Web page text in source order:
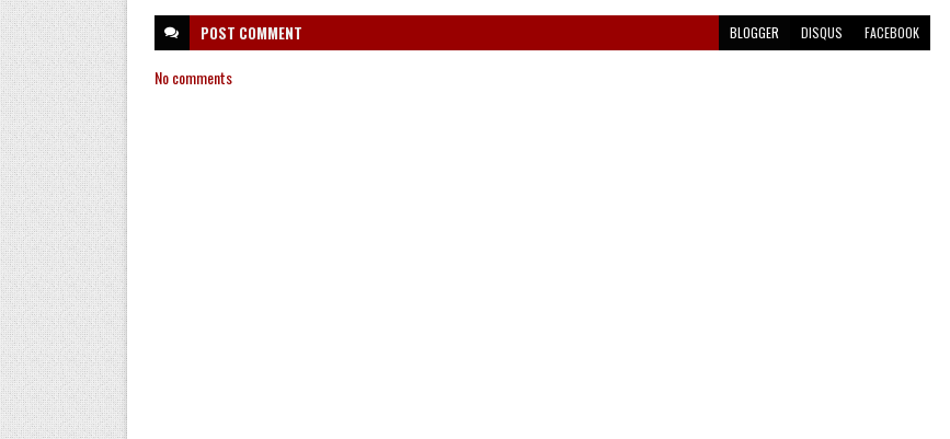
POST COMMENT BLOGGER DISQUS FACEBOOK
No comments